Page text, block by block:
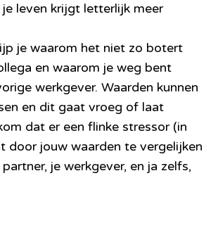
je leven krijgt letterlijk meer
je waarom het niet zo botert
en waarom je weg bent
werkgever. Waarden kunnen
en dit gaat vroeg of laat
dat er een flinke stressor (in
door jouw waarden te vergelijken
je werkgever, en ja zelfs,